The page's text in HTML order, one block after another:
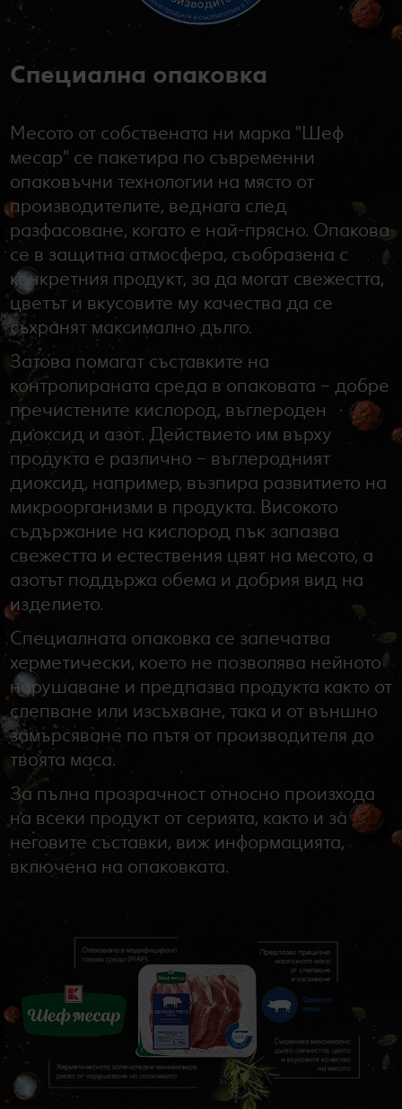
Специална опаковка
Месото от собствената ни марка "Шеф
месар" се пакетира по съвременни
опаковъчни технологии на място от
производителите, веднага след
разфасоване, когато е най-прясно. Опакова
се в защитна атмосфера, съобразена с
конкретния продукт, за да могат свежестта,
цветът и вкусовите му качества да се
съхранят максимално дълго.
Затова помагат съставките на
контролираната среда в опаковата – добре
пречистените кислород, въглероден
диоксид и азот. Действието им върху
продукта е различно – въглеродният
диоксид, например, възпира развитието на
микроорганизми в продукта. Високото
съдържание на кислород пък запазва
свежестта и естествения цвят на месото, а
азотът поддържа обема и добрия вид на
изделието.
Специалната опаковка се запечатва
херметически, което не позволява нейното
нарушаване и предпазва продукта както от
слепване или изсъхване, така и от външно
замърсяване по пътя от производителя до
твоята маса.
За пълна прозрачност относно произхода
на всеки продукт от серията, както и за
неговите съставки, виж информацията,
включена на опаковката.